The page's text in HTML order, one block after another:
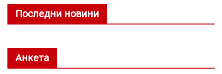
Последни новини
Анкета